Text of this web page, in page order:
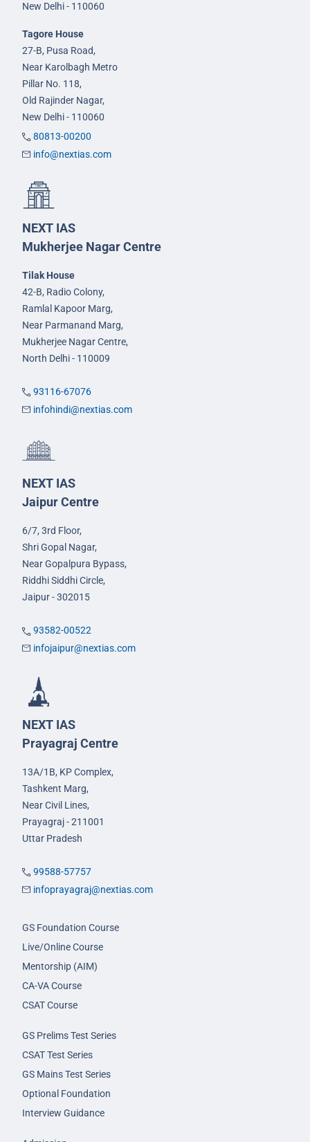
New Delhi - 110060
Tagore House
27-B, Pusa Road,
Near Karolbagh Metro
Pillar No. 118,
Old Rajinder Nagar,
New Delhi - 110060
80813-00200
info@nextias.com
NEXT IAS
Mukherjee Nagar Centre
Tilak House
42-B, Radio Colony,
Ramlal Kapoor Marg,
Near Parmanand Marg,
Mukherjee Nagar Centre,
North Delhi - 110009
93116-67076
infohindi@nextias.com
NEXT IAS
Jaipur Centre
6/7, 3rd Floor,
Shri Gopal Nagar,
Near Gopalpura Bypass,
Riddhi Siddhi Circle,
Jaipur - 302015
93582-00522
infojaipur@nextias.com
NEXT IAS
Prayagraj Centre
13A/1B, KP Complex,
Tashkent Marg,
Near Civil Lines,
Prayagraj - 211001
Uttar Pradesh
99588-57757
infoprayagraj@nextias.com
GS Foundation Course
Live/Online Course
Mentorship (AIM)
CA-VA Course
CSAT Course
GS Prelims Test Series
CSAT Test Series
GS Mains Test Series
Optional Foundation
Interview Guidance